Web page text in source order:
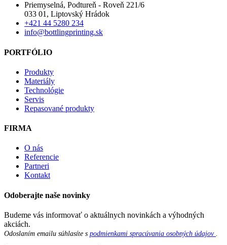
Priemyselná, Podtureň - Roveň 221/6
033 01, Liptovský Hrádok
+421 44 5280 234
info@bottlingprinting.sk
PORTFÓLIO
Produkty
Materiály
Technológie
Servis
Repasované produkty
FIRMA
O nás
Referencie
Partneri
Kontakt
Odoberajte naše novinky
Budeme vás informovať o aktuálnych novinkách a výhodných
akciách.
Odoslaním emailu súhlasíte s podmienkami spracúvania osobných údajov